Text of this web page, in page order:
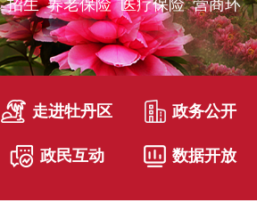
招生 养老保险 医疗保险 营商环
走进牡丹区 政务公开
政民互动 数据开放